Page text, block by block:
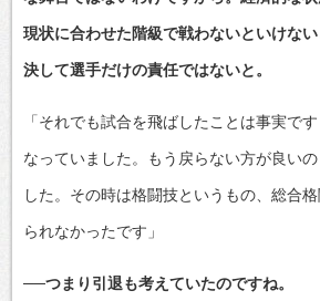
現状に合わせた階級で戦わないといけな
決して選手だけの責任ではないと。
「それでも試合を飛ばしたことは事実で
なっていました。もう戻らない方が良い
した。その時は格闘技というもの、総合
られなかったです」
──つまり引退も考えていたのですね。